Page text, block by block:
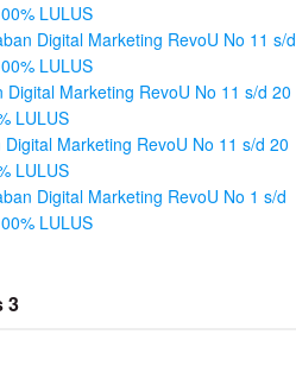
LULUS
Digital Marketing RevoU No 11 s/d
LULUS
Digital Marketing RevoU No 11 s/d 20
LULUS
Digital Marketing RevoU No 11 s/d 20
LULUS
Digital Marketing RevoU No 1 s/d
LULUS
3